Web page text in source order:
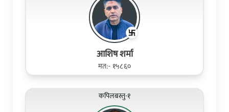
आशिष शर्मा
मत:- १५८६०
कपिलबस्तु-१